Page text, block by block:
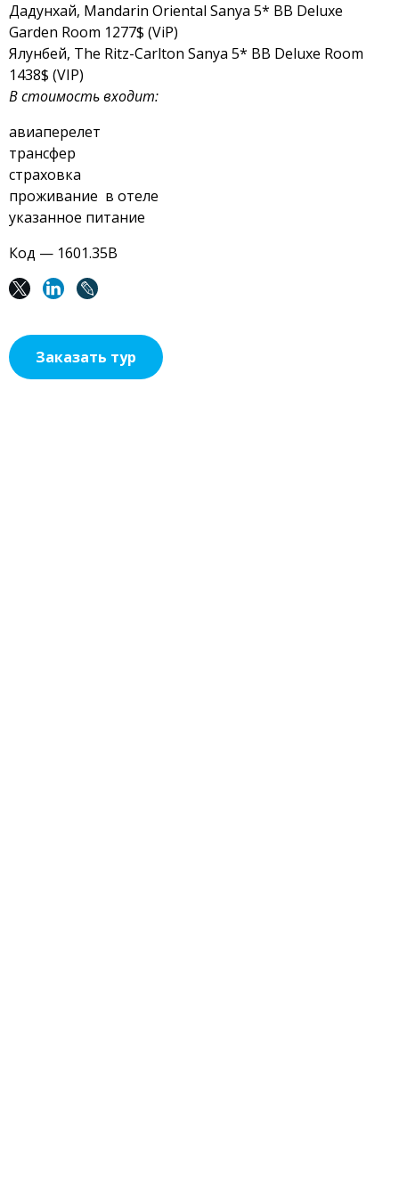
Дадунхай, Mandarin Oriental Sanya 5* BB Deluxe
Garden Room 1277$ (ViP)
Ялунбей, The Ritz-Carlton Sanya 5* BB Deluxe Room
1438$ (VIP)
В стоимость входит:
авиаперелет
трансфер
страховка
проживание в отеле
указанное питание
Код — 1601.35В
Заказать тур